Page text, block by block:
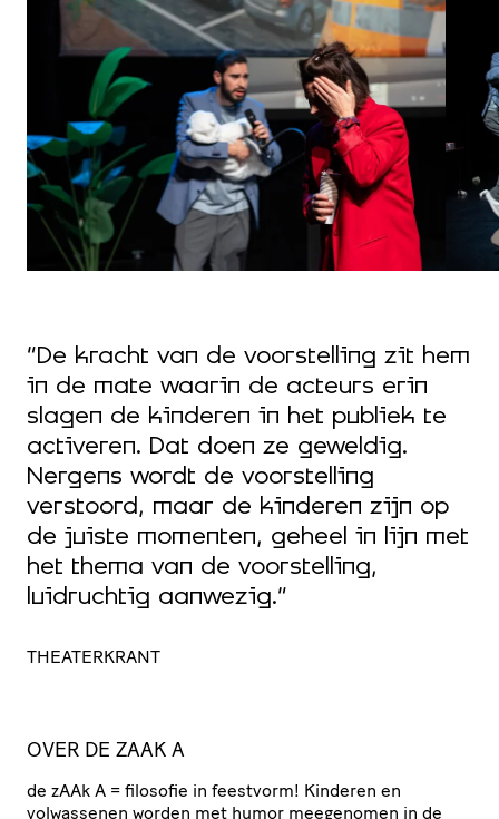
“De kracht van de voorstelling zit hem
in de mate waarin de acteurs erin
slagen de kinderen in het publiek te
activeren. Dat doen ze geweldig.
Nergens wordt de voorstelling
verstoord, maar de kinderen zijn op
de juiste momenten, geheel in lijn met
het thema van de voorstelling,
luidruchtig aanwezig.”
THEATERKRANT
OVER DE ZAAK A
de zAAk A = filosofie in feestvorm! Kinderen en
volwassenen worden met humor meegenomen in de